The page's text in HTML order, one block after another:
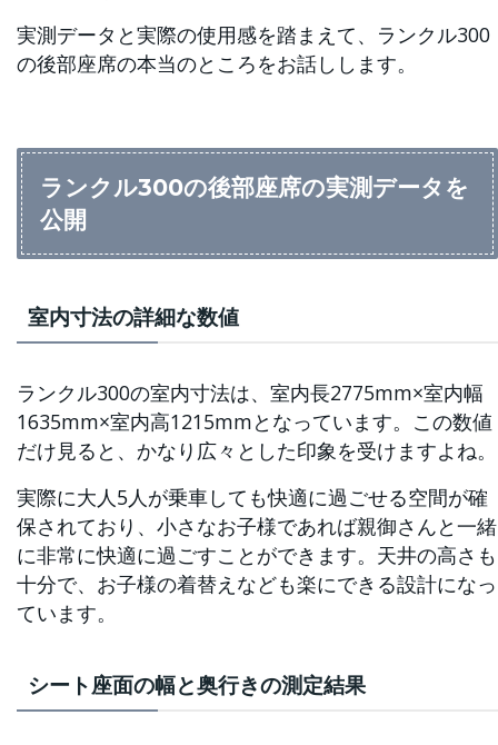
実測データと実際の使用感を踏まえて、ランクル300
の後部座席の本当のところをお話しします。
ランクル300の後部座席の実測データを
公開
室内寸法の詳細な数値
ランクル300の室内寸法は、室内長2775mm×室内幅
1635mm×室内高1215mmとなっています。この数値
だけ見ると、かなり広々とした印象を受けますよね。
実際に大人5人が乗車しても快適に過ごせる空間が確
保されており、小さなお子様であれば親御さんと一緒
に非常に快適に過ごすことができます。天井の高さも
十分で、お子様の着替えなども楽にできる設計になっ
ています。
シート座面の幅と奥行きの測定結果